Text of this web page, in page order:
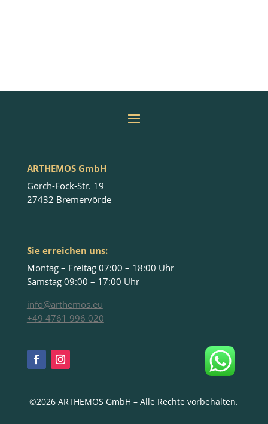
ARTHEMOS GmbH
Gorch-Fock-Str. 19
27432 Bremervörde
Sie erreichen uns:
Montag – Freitag 07:00 – 18:00 Uhr
Samstag 09:00 – 17:00 Uhr
info@arthemos.eu
+49 4761 996 020
©2026 ARTHEMOS GmbH – Alle Rechte vorbehalten.